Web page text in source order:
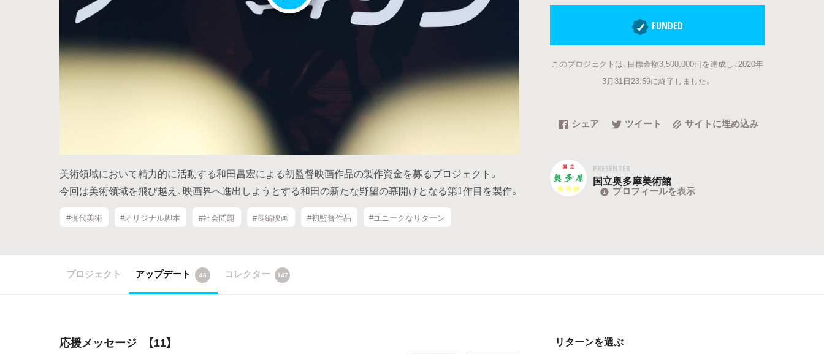
美術領域において精力的に活動する和田昌宏による初監督映画作品の製作資金を募るプロジェクト。
今回は美術領域を飛び越え、映画界へ進出しようとする和田の新たな野望の幕開けとなる第1作目を製作。
#現代美術 #オリジナル脚本 #社会問題 #長編映画 #初監督作品 #ユニークなリターン
FUNDED
このプロジェクトは、目標金額3,500,000円を達成し、2020年
3月31日23:59に終了しました。
シェア ツイート サイトに埋め込み
PRESENTER
国立奥多摩美術館
プロフィールを表示
プロジェクト アップデート 46 コレクター 147
応援メッセージ 【11】 リターンを選ぶ